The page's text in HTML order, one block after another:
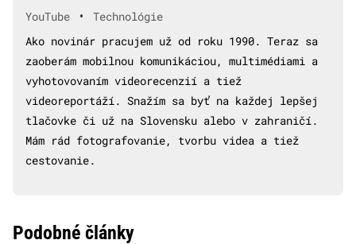
YouTube •
Technológie
Ako novinár pracujem už od roku 1990. Teraz sa
zaoberám mobilnou komunikáciou, multimédiami a
vyhotovovaním videorecenzií a tiež
videoreportáží. Snažím sa byť na každej lepšej
tlačovke či už na Slovensku alebo v zahraničí.
Mám rád fotografovanie, tvorbu videa a tiež
cestovanie.
Podobné články